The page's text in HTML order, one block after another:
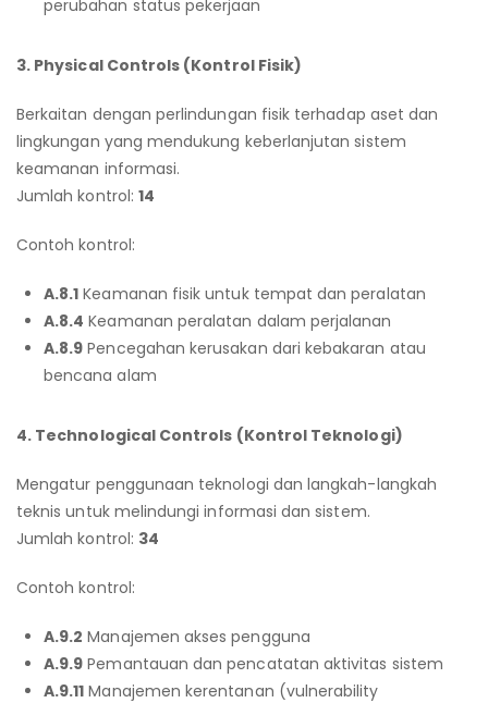
perubahan status pekerjaan
3. Physical Controls (Kontrol Fisik)
Berkaitan dengan perlindungan fisik terhadap aset dan
lingkungan yang mendukung keberlanjutan sistem
keamanan informasi.
Jumlah kontrol: 14
Contoh kontrol:
A.8.1 Keamanan fisik untuk tempat dan peralatan
A.8.4 Keamanan peralatan dalam perjalanan
A.8.9 Pencegahan kerusakan dari kebakaran atau
bencana alam
4. Technological Controls (Kontrol Teknologi)
Mengatur penggunaan teknologi dan langkah-langkah
teknis untuk melindungi informasi dan sistem.
Jumlah kontrol: 34
Contoh kontrol:
A.9.2 Manajemen akses pengguna
A.9.9 Pemantauan dan pencatatan aktivitas sistem
A.9.11 Manajemen kerentanan (vulnerability